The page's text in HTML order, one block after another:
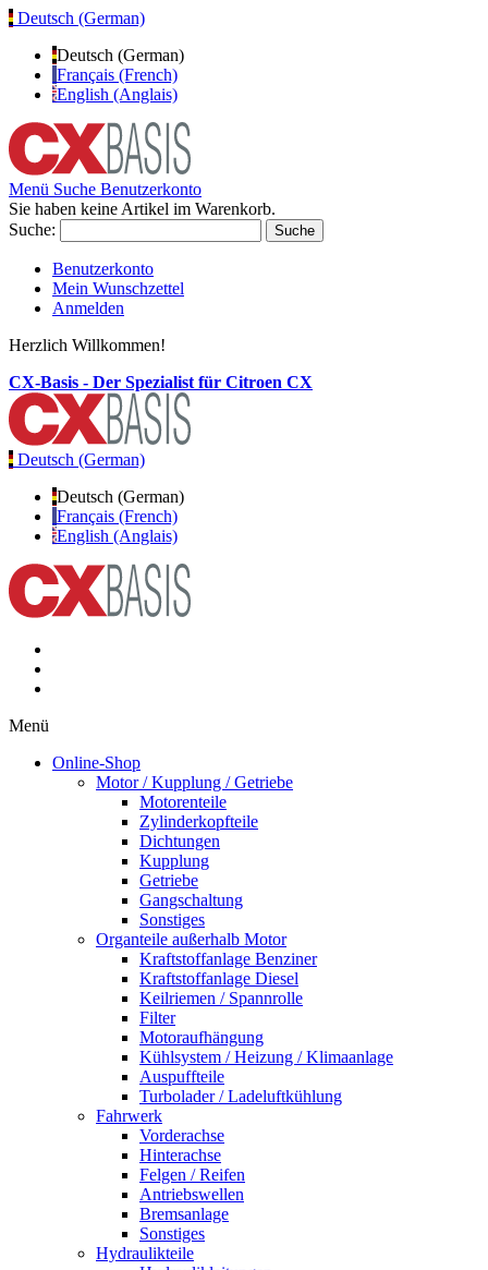
Deutsch (German)
Deutsch (German)
Français (French)
English (Anglais)
Menü Suche Benutzerkonto
Sie haben keine Artikel im Warenkorb.
Suche:
Suche
Benutzerkonto
Mein Wunschzettel
Anmelden
Herzlich Willkommen!
CX-Basis - Der Spezialist für Citroen CX
Deutsch (German)
Deutsch (German)
Français (French)
English (Anglais)
Menü
Online-Shop
Motor / Kupplung / Getriebe
Motorenteile
Zylinderkopfteile
Dichtungen
Kupplung
Getriebe
Gangschaltung
Sonstiges
Organteile außerhalb Motor
Kraftstoffanlage Benziner
Kraftstoffanlage Diesel
Keilriemen / Spannrolle
Filter
Motoraufhängung
Kühlsystem / Heizung / Klimaanlage
Auspuffteile
Turbolader / Ladeluftkühlung
Fahrwerk
Vorderachse
Hinterachse
Felgen / Reifen
Antriebswellen
Bremsanlage
Sonstiges
Hydraulikteile